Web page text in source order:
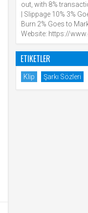
out, with 8%
| Slippage 10% 3%
Burn 2% Goes to
Website: https://
ETIKETLER
Klip Şarkı Sözleri